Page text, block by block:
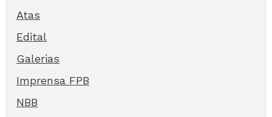
Atas
Edital
Galerias
Imprensa FPB
NBB